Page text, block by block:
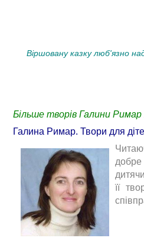
Віршовану казку люб'язно
Більше творів Галини
Галина Римар. Твори для
її